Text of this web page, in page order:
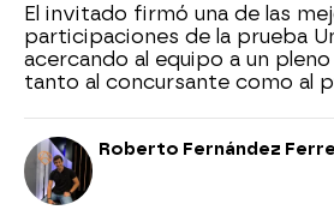
El invitado firmó una de las
participaciones de la prueba
acercando al equipo a un
tanto al concursante como al
Roberto Fernández